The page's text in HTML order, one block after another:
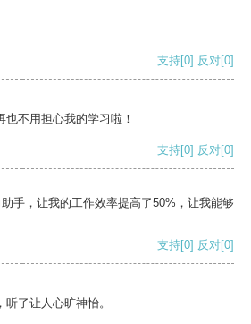
支持[0] 反对[0]
不用担心我的学习啦！
支持[0] 反对[0]
手，让我的工作效率提高了50%，让我能够
支持[0] 反对[0]
了让人心旷神怡。